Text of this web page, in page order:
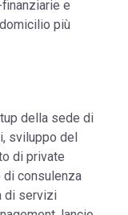
e
più
della sede di
sviluppo del
di private
consulenza
di servizi